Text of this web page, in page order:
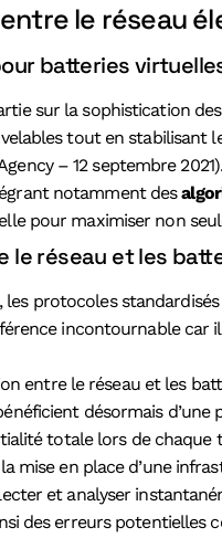
le réseau
batteries
sur la sophistication
tout en
– 12 septembre 2021).
notamment des
pour maximiser non
le réseau et les
protocoles
incontournable
entre le réseau et les
désormais
totale lors de
mise en place d’une
et analyser
des erreurs